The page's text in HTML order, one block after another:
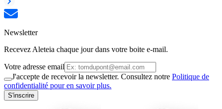
Newsletter
Recevez Aleteia chaque jour dans votre boite e-mail.
Votre adresse email
J'accepte de recevoir la newsletter. Consultez notre Politique de
confidentialité pour en savoir plus.
S'inscrire